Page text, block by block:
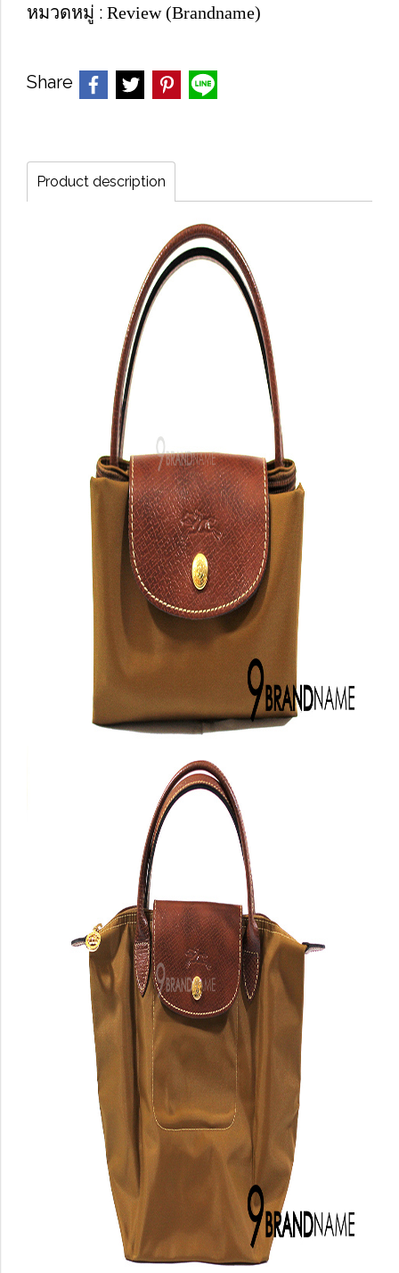
หมวดหมู่ : Review (Brandname)
Share
Product description